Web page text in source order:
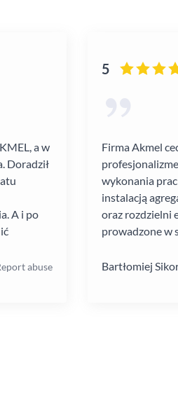
a w
Doradził
A i po
abuse
5
Firma Akmel
wykonania
instalacją
oraz rozdzielni
prowadzone w
Jakość i rodzaj
Bartłomiej